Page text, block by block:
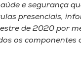
e segurança
presenciais,
de 2020 por
os componentes